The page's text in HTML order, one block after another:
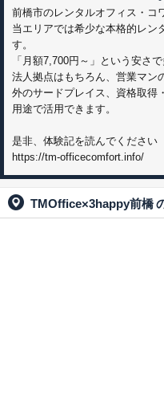
前橋市のレンタルオフィス・コ
当エリアでは希少な本格的レン
す。
「月額7,700円～」という安さ
法人拠点はもちろん、営業マン
外のサードプレイス、資格取得
用途で活用できます。
是非、体験記を読んでください
https://tm-officecomfort.info/
TMOffice×3happy前橋